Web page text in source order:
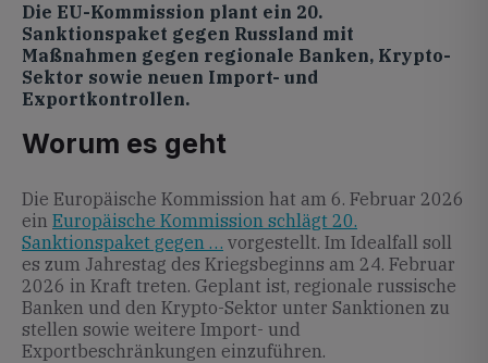
Die EU-Kommission plant ein 20.
Sanktionspaket gegen Russland mit
Maßnahmen gegen regionale Banken, Krypto-
Sektor sowie neuen Import- und
Exportkontrollen.
Worum es geht
Die Europäische Kommission hat am 6. Februar 2026
ein Europäische Kommission schlägt 20.
Sanktionspaket gegen … vorgestellt. Im Idealfall soll
es zum Jahrestag des Kriegsbeginns am 24. Februar
2026 in Kraft treten. Geplant ist, regionale russische
Banken und den Krypto-Sektor unter Sanktionen zu
stellen sowie weitere Import- und
Exportbeschränkungen einzuführen.